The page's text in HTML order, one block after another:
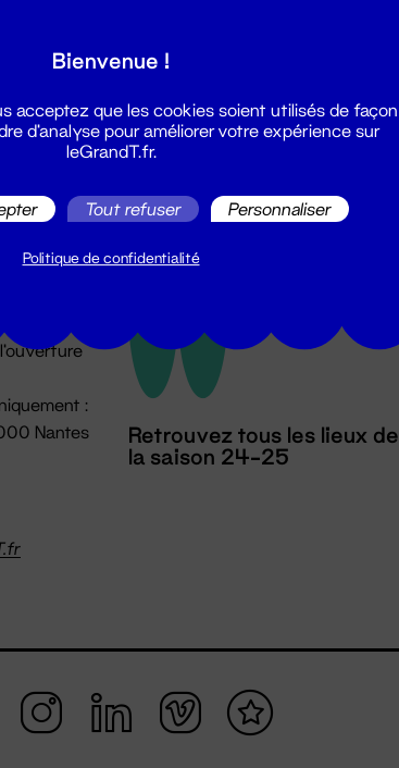
du Grand T :
:
Nantes
Retrouvez tous les lieux de
la saison 24-25
Bienvenue !
acceptez que les cookies soient utilisés de façon
d'analyse pour améliorer votre expérience sur
leGrandT.fr.
Tout refuser Personnaliser
Politique de confidentialité